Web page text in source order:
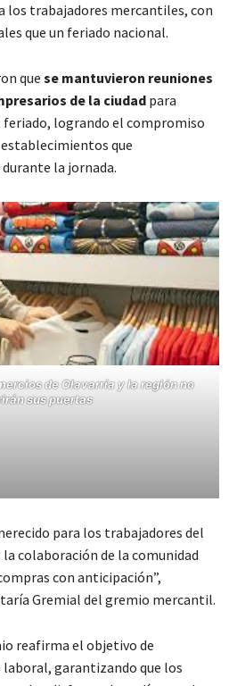
los trabajadores mercantiles, con
que un feriado nacional.
que se mantuvieron reuniones
de la ciudadpara
logrando el compromiso
que
la jornada.
de Olavarría y la región no
sus puertas
para los trabajadores del
colaboración de la comunidad
con anticipación”,
Gremial del gremio mercantil.
reafirma el objetivo de
garantizando que los